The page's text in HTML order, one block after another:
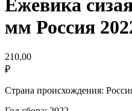
Ежевика
мм Россия
210,00
₽
Страна происхождения: